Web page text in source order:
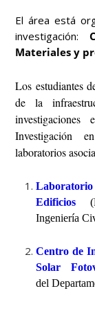
El área está
investigación:
Materiales y
Los estudiantes
de la
Investigación
laboratorios
Edificios
Ingeniería
Centro de
Solar
del